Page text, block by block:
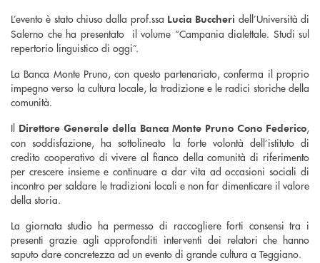
L’evento è stato chiuso dalla prof.ssa Lucia Buccheri dell’Università di
Salerno che ha presentato il volume “Campania dialettale. Studi sul
repertorio linguistico di oggi”.
La Banca Monte Pruno, con questo partenariato, conferma il proprio
impegno verso la cultura locale, la tradizione e le radici storiche della
comunità.
Il Direttore Generale della Banca Monte Pruno Cono Federico,
con soddisfazione, ha sottolineato la forte volontà dell’istituto di
credito cooperativo di vivere al fianco della comunità di riferimento
per crescere insieme e continuare a dar vita ad occasioni sociali di
incontro per saldare le tradizioni locali e non far dimenticare il valore
della storia.
La giornata studio ha permesso di raccogliere forti consensi tra i
presenti grazie agli approfonditi interventi dei relatori che hanno
saputo dare concretezza ad un evento di grande cultura a Teggiano.